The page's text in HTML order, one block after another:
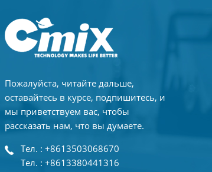
Пожалуйста, читайте дальше,
оставайтесь в курсе, подпишитесь, и
мы приветствуем вас, чтобы
рассказать нам, что вы думаете.
Тел. : +8613503068670
Тел. : +8613380441316